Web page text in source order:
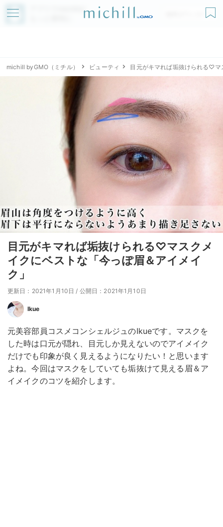
アプリでmichillが
無料ダウンロード
michill byGMO（ミチル） ビューティ 目元がキマれば垢抜けられる♡マ
目元がキマれば垢抜けられる♡マスクメ
イクにベストな「今っぽ眉＆アイメイ
ク」
更新日：2021年1月10日 / 公開日：2021年1月10日
Ikue
元美容部員コスメコンシェルジュのIkueです。マスクを
した時は口元が隠れ、目元しか見えないのでアイメイク
だけでも印象が良く見えるようになりたい！と思います
よね。今回はマスクをしていても垢抜けて見える眉＆ア
イメイクのコツを紹介します。